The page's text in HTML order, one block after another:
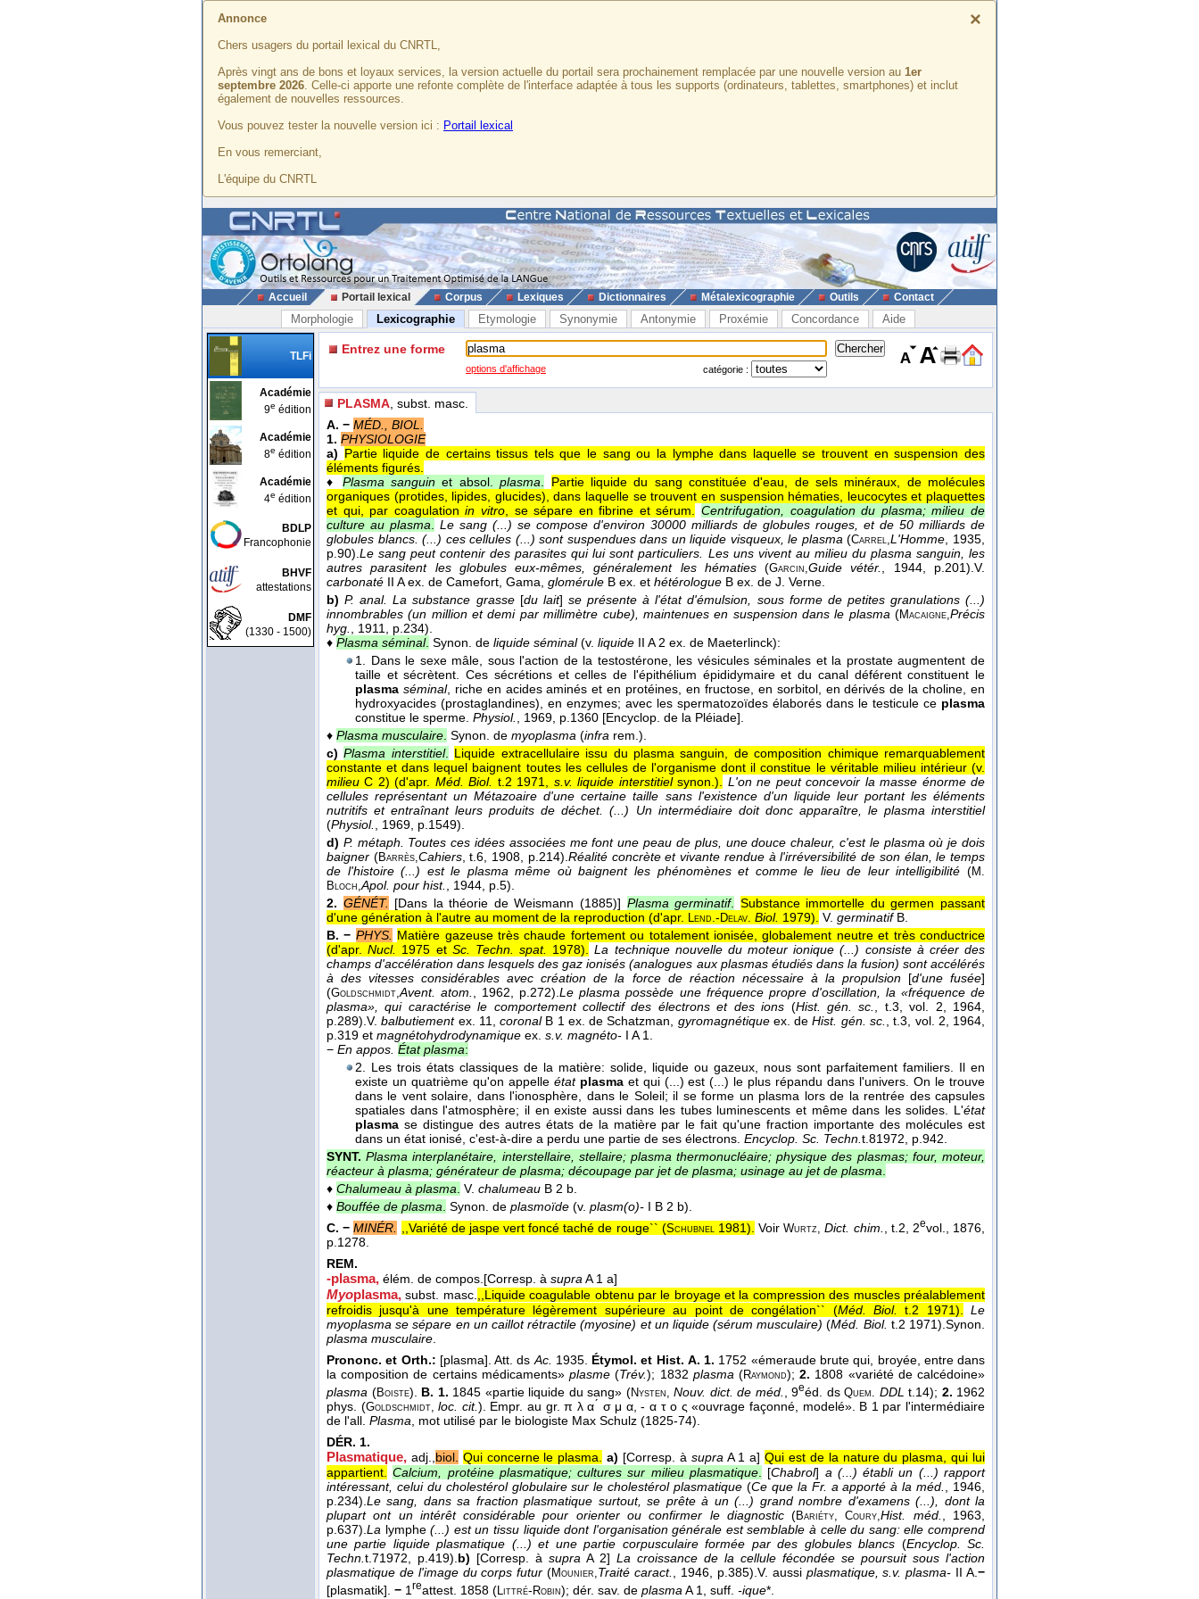
×
Annonce
Chers usagers du portail lexical du CNRTL,
Après vingt ans de bons et loyaux services, la version actuelle du portail sera prochainement remplacée par une nouvelle version au 1er
septembre 2026. Celle-ci apporte une refonte complète de l'interface adaptée à tous les supports (ordinateurs, tablettes, smartphones) et inclut
également de nouvelles ressources.
Vous pouvez tester la nouvelle version ici : Portail lexical
En vous remerciant,
L'équipe du CNRTL
Accueil Portail lexical Corpus Lexiques Dictionnaires Métalexicographie Outils Contact
Morphologie Lexicographie Etymologie Synonymie Antonymie Proxémie Concordance Aide
TLFi
Académie
9e édition
Académie
8e édition
Académie
4e édition
BDLP
Francophonie
BHVF
attestations
DMF
(1330 - 1500)
Entrez une forme
options d'affichage catégorie :
PLASMA , subst. masc.
A. − MÉD., BIOL.
1. PHYSIOLOGIE
a) Partie liquide de certains tissus tels que le sang ou la lymphe dans laquelle se trouvent en suspension des
éléments figurés.
♦ Plasma sanguin et absol.plasma.
Partie liquide du sang constituée d'eau, de sels minéraux, de molécules
organiques (protides, lipides, glucides), dans laquelle se trouvent en suspension hématies, leucocytes et plaquettes
et qui, par coagulationin vitro, se sépare en fibrine et sérum. Centrifugation, coagulation du plasma; milieu de
culture au plasma. Le sang (...) se compose d'environ 30000 milliards de globules rouges, et de 50 milliards de
globules blancs. (...) ces cellules (...) sont suspendues dans un liquide visqueux, le plasma(Carrel,L'Homme, 1935,
p.90).Le sang peut contenir des parasites qui lui sont particuliers. Les uns vivent au milieu du plasma sanguin, les
autres parasitent les globules eux-mêmes, généralement les hématies(Garcin,Guide vétér., 1944, p.201).V.
carbonaté II A ex. de Camefort, Gama, glomérule B ex. et hétérologue B ex. de J. Verne.
b) P. anal. La substance grasse[du lait] se présente à l'état d'émulsion, sous forme de petites granulations (...)
innombrables (un million et demi par millimètre cube), maintenues en suspension dans le plasma(Macaigne,Précis
hyg., 1911, p.234).
♦ Plasma séminal. Synon. de liquide séminal(v. liquide II A 2 ex. de Maeterlinck):
1. Dans le sexe mâle, sous l'action de la testostérone, les vésicules séminales et la prostate augmentent de
taille et sécrètent. Ces sécrétions et celles de l'épithélium épididymaire et du canal déférent constituent le
plasma séminal, riche en acides aminés et en protéines, en fructose, en sorbitol, en dérivés de la choline, en
hydroxyacides (prostaglandines), en enzymes; avec les spermatozoïdes élaborés dans le testicule ce plasma
constitue le sperme. Physiol., 1969, p.1360 [Encyclop. de la Pléiade].
♦ Plasma musculaire. Synon. de myoplasma (infra rem.).
c) Plasma interstitiel. Liquide extracellulaire issu du plasma sanguin, de composition chimique remarquablement
constante et dans lequel baignent toutes les cellules de l'organisme dont il constitue le véritable milieu intérieur (v.
milieu C 2) (d'apr. Méd. Biol. t.2 1971, s.v. liquide interstitielsynon.). L'on ne peut concevoir la masse énorme de
cellules représentant un Métazoaire d'une certaine taille sans l'existence d'un liquide leur portant les éléments
nutritifs et entraînant leurs produits de déchet. (...) Un intermédiaire doit donc apparaître, le plasma interstitiel
(Physiol., 1969, p.1549).
d) P. métaph. Toutes ces idées associées me font une peau de plus, une douce chaleur, c'est le plasma où je dois
baigner (Barrès,Cahiers, t.6, 1908, p.214).Réalité concrète et vivante rendue à l'irréversibilité de son élan, le temps
de l'histoire (...) est le plasma même où baignent les phénomènes et comme le lieu de leur intelligibilité (M.
Bloch,Apol. pour hist., 1944, p.5).
2. GÉNÉT. [Dans la théorie de Weismann (1885)] Plasma germinatif. Substance immortelle du germen passant
d'une génération à l'autre au moment de la reproduction (d'apr. Lend.- Delav. Biol. 1979). V. germinatifB.
B. − PHYS. Matière gazeuse très chaude fortement ou totalement ionisée, globalement neutre et très conductrice
(d'apr.Nucl. 1975 et Sc. Techn. spat. 1978). La technique nouvelle du moteur ionique (...) consiste à créer des
champs d'accélération dans lesquels des gaz ionisés (analogues aux plasmas étudiés dans la fusion) sont accélérés
à des vitesses considérables avec création de la force de réaction nécessaire à la propulsion[d'une fusée]
(Goldschmidt,Avent. atom., 1962, p.272).Le plasma possède une fréquence propre d'oscillation, la «fréquence de
plasma», qui caractérise le comportement collectif des électrons et des ions (Hist. gén. sc., t.3, vol. 2, 1964,
p.289).V.balbutiementex. 11,coronalB 1 ex. de Schatzman, gyromagnétiqueex. deHist. gén. sc., t.3, vol. 2, 1964,
p.319 et magnétohydrodynamique ex. s.v. magnéto- I A 1.
− En appos. État plasma:
2. Les trois états classiques de la matière: solide, liquide ou gazeux, nous sont parfaitement familiers. Il en
existe un quatrième qu'on appelle état plasmaet qui (...) est (...) le plus répandu dans l'univers. On le trouve
dans le vent solaire, dans l'ionosphère, dans le Soleil; il se forme un plasma lors de la rentrée des capsules
spatiales dans l'atmosphère; il en existe aussi dans les tubes luminescents et même dans les solides. L'état
plasma se distingue des autres états de la matière par le fait qu'une fraction importante des molécules est
dans un état ionisé, c'est-à-dire a perdu une partie de ses électrons. Encyclop. Sc. Techn.t.81972, p.942.
SYNT. Plasma interplanétaire, interstellaire, stellaire; plasma thermonucléaire; physique des plasmas; four, moteur,
réacteur à plasma; générateur de plasma; découpage par jet de plasma; usinage au jet de plasma.
♦ Chalumeau à plasma. V. chalumeau B 2 b.
♦ Bouffée de plasma. Synon. de plasmoïde (v. plasm(o)- I B 2 b).
C. − MINÉR. ,,Variété de jaspe vert foncé taché de rouge`` (Schubnel 1981). VoirWurtz,Dict. chim. , t.2, 2evol., 1876,
p.1278.
REM.
-plasma, élém. de compos. [Corresp. à supra A 1 a]
Myoplasma, subst. masc.
,,Liquide coagulable obtenu par le broyage et la compression des muscles préalablement
refroidis jusqu'à une température légèrement supérieure au point de congélation`` (Méd. Biol. t.2 1971).
Le
myoplasma se sépare en un caillot rétractile (myosine) et un liquide (sérum musculaire) (Méd. Biol. t.2 1971). Synon.
plasma musculaire
Prononc. et Orth.: [plasma]. Att. ds Ac. 1935. Étymol. et Hist. A. 1. 1752 «émeraude brute qui, broyée, entre dans
la composition de certains médicaments»plasme (Trév.); 1832 plasma (Raymond);2. 1808 «variété de calcédoine»
plasma (Boiste). B. 1. 1845 «partie liquide du sang» (Nysten, Nouv. dict. de méd. , 9eéd. ds Quem. DDL t.14); 2. 1962
phys. (Goldschmidt,loc. cit.). Empr. au gr. π λ α ́ σ μ α, - α τ ο ς «ouvrage façonné, modelé». B 1 par l'intermédiaire
de l'all. Plasma , mot utilisé par le biologiste Max Schulz (1825-74).
DÉR. 1.
Plasmatique, adj., biol. Qui concerne le plasma. a) [Corresp. à supra A 1 a] Qui est de la nature du plasma, qui lui
appartient.
Calcium, protéine plasmatique; cultures sur milieu plasmatique [Chabrol] a (...) établi un (...) rapport
intéressant, celui du cholestérol globulaire sur le cholestérol plasmatique (Ce que la Fr. a apporté à la méd. , 1946
p.234). Le sang, dans sa fraction plasmatique surtout, se prête à un (...) grand nombre d'examens (...), dont la
plupart ont un intérêt considérable pour orienter ou confirmer le diagnostic(Bariéty, Coury,Hist. méd. , 1963
p.637). La lymphe(...) est un tissu liquide dont l'organisation générale est semblable à celle du sang: elle comprend
une partie liquide plasmatique (...) et une partie corpusculaire formée par des globules blancs (Encyclop. Sc.
Techn. t.71972 , p.419). b) [Corresp. à supra A 2] La croissance de la cellule fécondée se poursuit sous l'action
plasmatique de l'image du corps futur (Mounier, Traité caract. , 1946, p.385). V. aussi plasmatique, s.v. plasma- II A.−
[plasmatik]. − 1 reattest. 1858 ( Littré- Robin); dér. sav. de plasma A 1, suff. -ique*.